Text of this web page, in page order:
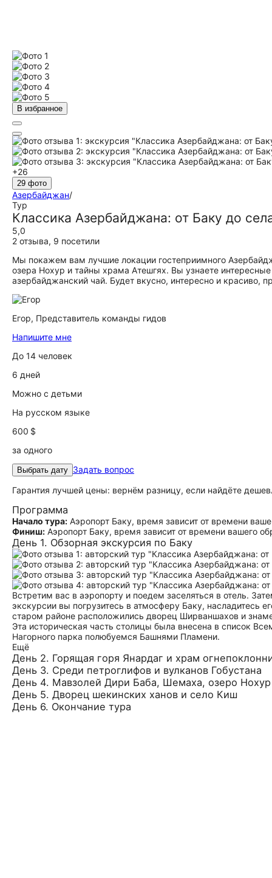
В избранное
+26
29 фото
Азербайджан/
Тур
Классика Азербайджана: от Баку до
5,0
2 отзыва, 9 посетили
Мы покажем вам лучшие локации гостеприимного
озера Нохур и тайны храма Атешгях. Вы узнаете
азербайджанский чай. Будет вкусно, интересно и красиво,
Егор, Представитель команды гидов
Напишите мне
До 14 человек
6 дней
Можно с детьми
На русском языке
600 $
за одного
Выбрать дату Задать вопрос
Гарантия лучшей цены: вернём разницу, если найдёте
Программа
Начало тура: Аэропорт Баку, время зависит от времени
Финиш: Аэропорт Баку, время зависит от времени вашего
День 1. Обзорная экскурсия по Баку
Встретим вас в аэропорту и поедем заселяться в отель.
экскурсии вы погрузитесь в атмосферу Баку,
старом районе расположились дворец Ширваншахов и
Эта историческая часть столицы была внесена в список
Нагорного парка полюбуемся Башнями Пламени.
Ещё
День 2. Горящая горя Янардаг и храм
День 3. Среди петроглифов и вулканов Гобустана
День 4. Мавзолей Дири Баба, Шемаха, озеро
День 5. Дворец шекинских ханов и село Киш
День 6. Окончание тура